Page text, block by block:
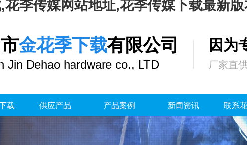
季传媒网站地址,花季传媒下载最新版
金花季下载有限公司
Jin Dehao hardware co., LTD
因为
厂家直
载 供应产品 产品案例 新闻资讯 联系